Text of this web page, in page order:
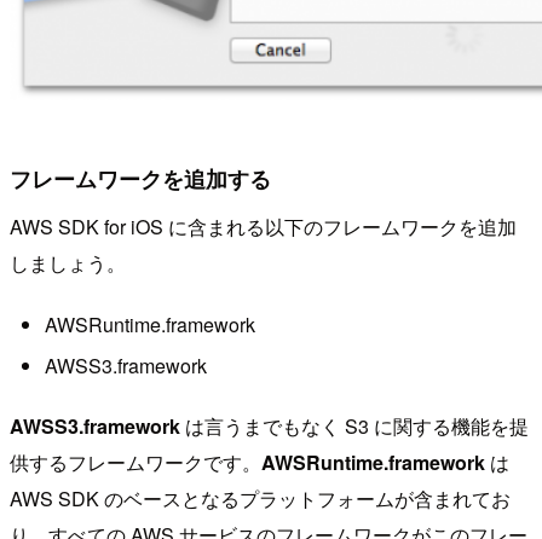
フレームワークを追加する
AWS SDK for iOS に含まれる以下のフレームワークを追加
しましょう。
AWSRuntime.framework
AWSS3.framework
AWSS3.framework は言うまでもなく S3 に関する機能を提
供するフレームワークです。 AWSRuntime.framework は
AWS SDK のベースとなるプラットフォームが含まれてお